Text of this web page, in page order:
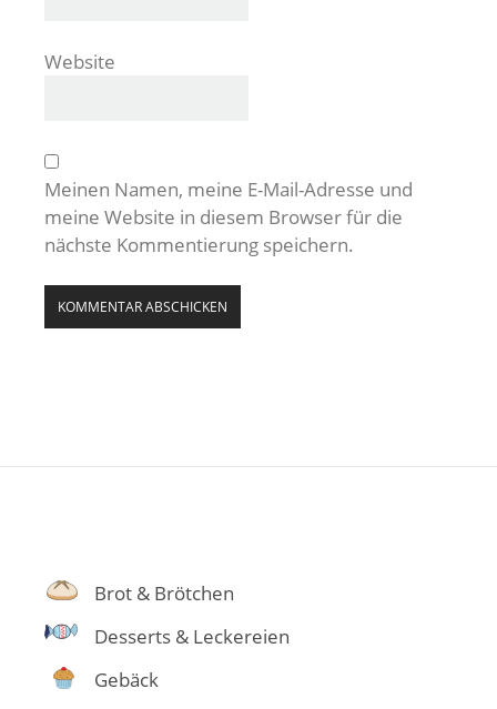
Website
Meinen Namen, meine E-Mail-Adresse und
meine Website in diesem Browser für die
nächste Kommentierung speichern.
Brot & Brötchen
Desserts & Leckereien
Gebäck